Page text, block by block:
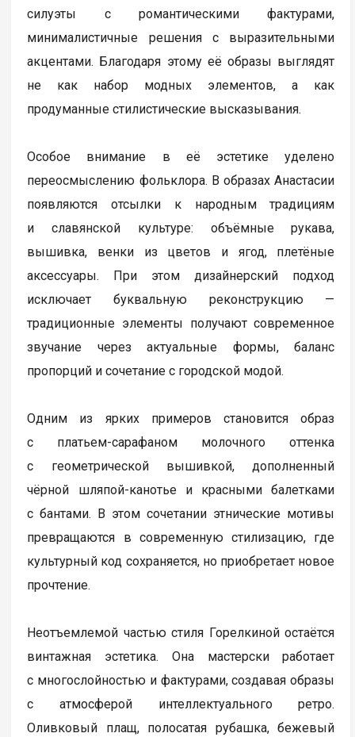
силуэты с романтическими фактурами,
минималистичные решения с выразительными
акцентами. Благодаря этому её образы выглядят
не как набор модных элементов, а как
продуманные стилистические высказывания.
Особое внимание в её эстетике уделено
переосмыслению фольклора. В образах Анастасии
появляются отсылки к народным традициям
и славянской культуре: объёмные рукава,
вышивка, венки из цветов и ягод, плетёные
аксессуары. При этом дизайнерский подход
исключает буквальную реконструкцию —
традиционные элементы получают современное
звучание через актуальные формы, баланс
пропорций и сочетание с городской модой.
Одним из ярких примеров становится образ
с платьем-сарафаном молочного оттенка
с геометрической вышивкой, дополненный
чёрной шляпой-канотье и красными балетками
с бантами. В этом сочетании этнические мотивы
превращаются в современную стилизацию, где
культурный код сохраняется, но приобретает новое
прочтение.
Неотъемлемой частью стиля Горелкиной остаётся
винтажная эстетика. Она мастерски работает
с многослойностью и фактурами, создавая образы
с атмосферой интеллектуального ретро.
Оливковый плащ, полосатая рубашка, бежевый